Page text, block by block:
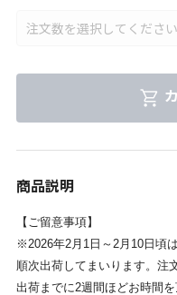
商品説明
【ご留意事項】
※2026年2月1日～2月10日頃
順次出荷してまいります。注
出荷までに2週間ほどお時間